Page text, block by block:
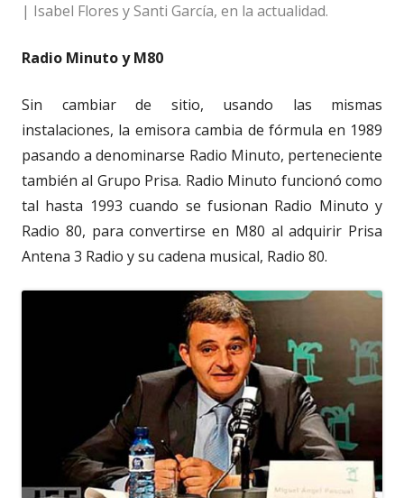
| Isabel Flores y Santi García, en la actualidad.
Radio Minuto y M80
Sin cambiar de sitio, usando las mismas
instalaciones, la emisora cambia de fórmula en 1989
pasando a denominarse Radio Minuto, perteneciente
también al Grupo Prisa. Radio Minuto funcionó como
tal hasta 1993 cuando se fusionan Radio Minuto y
Radio 80, para convertirse en M80 al adquirir Prisa
Antena 3 Radio y su cadena musical, Radio 80.